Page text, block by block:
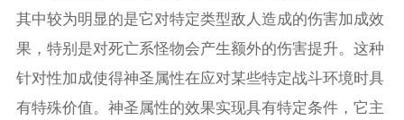
其中较为明显的是它对特定类型敌人造成的伤害加成效
果，特别是对死亡系怪物会产生额外的伤害提升。这种
针对性加成使得神圣属性在应对某些特定战斗环境时具
有特殊价值。神圣属性的效果实现具有特定条件，它主